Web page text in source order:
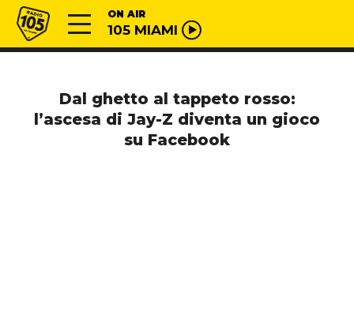
Vai al contenuto
Radio 105 ON AIR
105 MIAMI
Dal ghetto al tappeto rosso:
l’ascesa di Jay-Z diventa un gioco
su Facebook